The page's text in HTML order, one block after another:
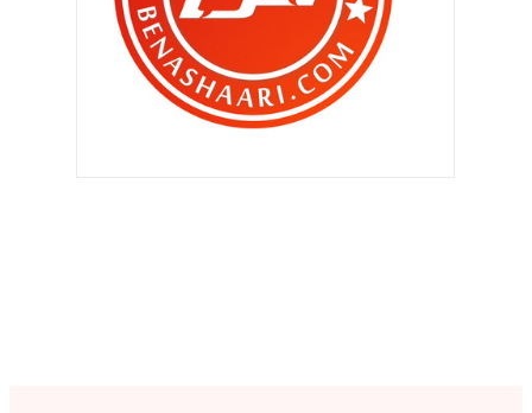
Apa dah jadi dengan Langkawi ??
Hotel mana best di Cameron
Highlands ?